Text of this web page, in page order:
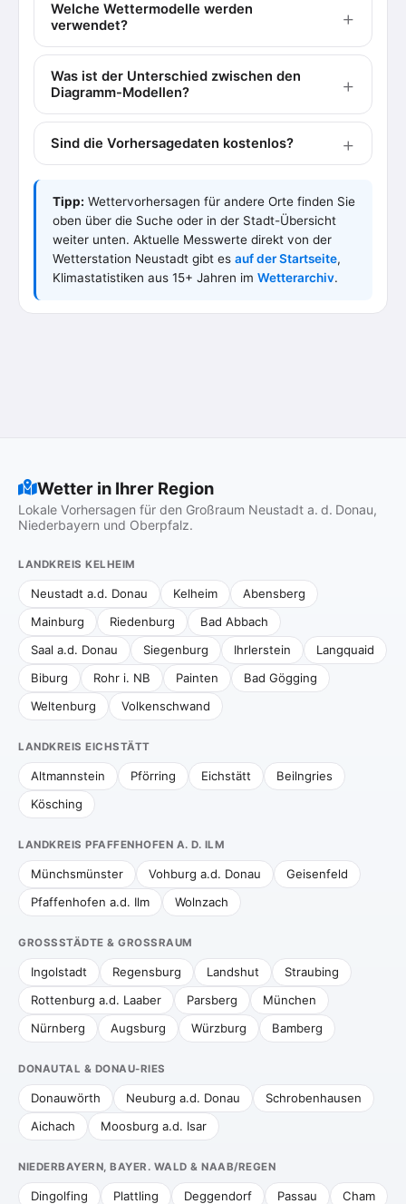
Welche Wettermodelle werden
verwendet?
Was ist der Unterschied zwischen den
Diagramm-Modellen?
Sind die Vorhersagedaten kostenlos?
Tipp: Wettervorhersagen für andere Orte finden Sie
oben über die Suche oder in der Stadt-Übersicht
weiter unten. Aktuelle Messwerte direkt von der
Wetterstation Neustadt gibt es auf der Startseite,
Klimastatistiken aus 15+ Jahren im Wetterarchiv.
Wetter in Ihrer Region
Lokale Vorhersagen für den Großraum Neustadt a. d. Donau,
Niederbayern und Oberpfalz.
LANDKREIS KELHEIM
Neustadt a.d. Donau Kelheim
Abensberg
Mainburg
Riedenburg
Bad Abbach
Saal a.d. Donau
Siegenburg Ihrlerstein
Langquaid
Biburg
Rohr i. NB Painten
Bad Gögging
Weltenburg
Volkenschwand
LANDKREIS EICHSTÄTT
Altmannstein Pförring Eichstätt
Beilngries
Kösching
LANDKREIS PFAFFENHOFEN A. D. ILM
Münchsmünster Vohburg a.d. Donau
Geisenfeld
Pfaffenhofen a.d. Ilm
Wolnzach
GROSSSTÄDTE & GROSSRAUM
Ingolstadt Regensburg Landshut
Straubing
Rottenburg a.d. Laaber
Parsberg
München
Nürnberg
Augsburg Würzburg Bamberg
DONAUTAL & DONAU-RIES
Donauwörth Neuburg a.d. Donau
Schrobenhausen
Aichach
Moosburg a.d. Isar
NIEDERBAYERN, BAYER. WALD & NAAB/REGEN
Dingolfing Plattling Deggendorf Passau
Cham